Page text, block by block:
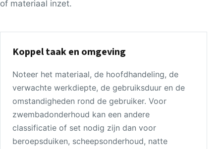
of materiaal inzet.
Koppel taak en omgeving
Noteer het materiaal, de hoofdhandeling, de
verwachte werkdiepte, de gebruiksduur en de
omstandigheden rond de gebruiker. Voor
zwembadonderhoud kan een andere
classificatie of set nodig zijn dan voor
beroepsduiken, scheepsonderhoud, natte